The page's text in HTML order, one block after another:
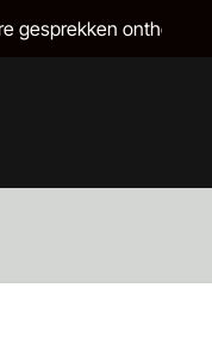
gesprekken onthouden
11